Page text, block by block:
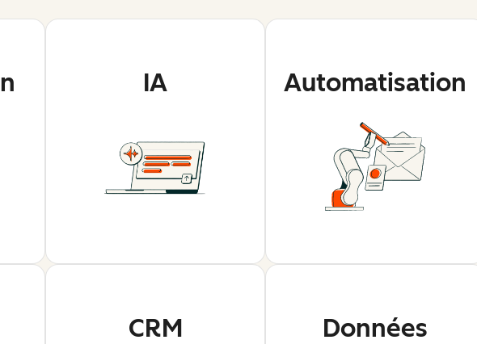
IA Automatisation
CRM Données